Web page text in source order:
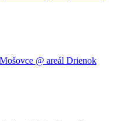
@ areál Drienok